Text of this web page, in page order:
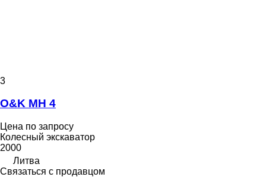
3
O&K MH 4
Цена по запросу
Колесный экскаватор
2000
Литва
Связаться с продавцом